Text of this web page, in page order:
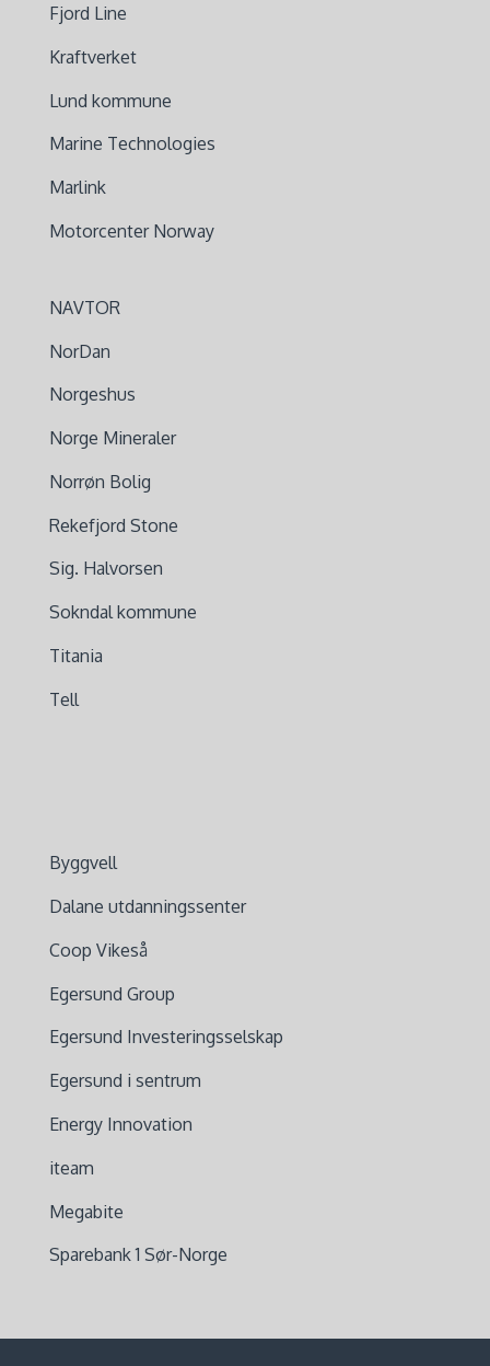
Fjord Line
Kraftverket
Lund kommune
Marine Technologies
Marlink
Motorcenter Norway
NAVTOR
NorDan
Norgeshus
Norge Mineraler
Norrøn Bolig
Rekefjord Stone
Sig. Halvorsen
Sokndal kommune
Titania
Tell
Byggvell
Dalane utdanningssenter
Coop Vikeså
Egersund Group
Egersund Investeringsselskap
Egersund i sentrum
Energy Innovation
iteam
Megabite
Sparebank 1 Sør-Norge